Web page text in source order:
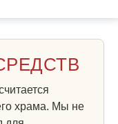
храма. Мы не